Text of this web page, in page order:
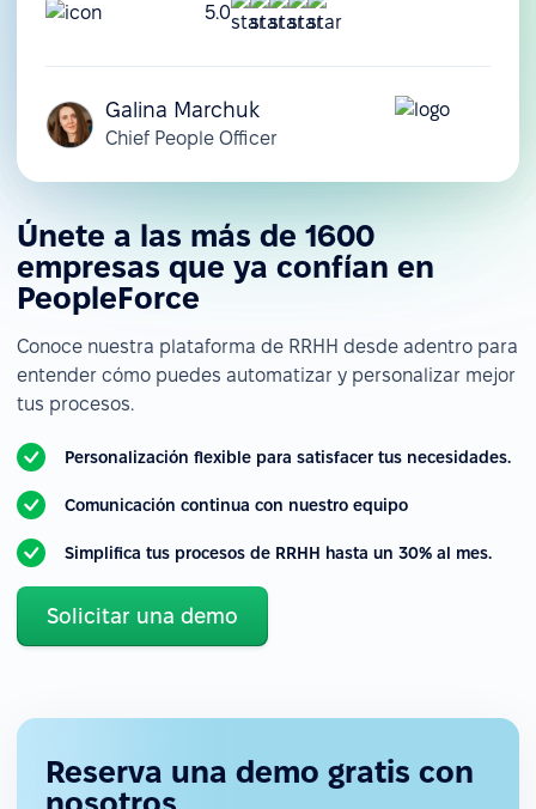
5.0
Galina Marchuk
Chief People Officer
Únete a las más de 1600
empresas que ya confían en
PeopleForce
Conoce nuestra plataforma de RRHH desde adentro para
entender cómo puedes automatizar y personalizar mejor
tus procesos.
Personalización flexible para satisfacer tus necesidades.
Comunicación continua con nuestro equipo
Simplifica tus procesos de RRHH hasta un 30% al mes.
Solicitar una demo
Reserva una demo gratis con